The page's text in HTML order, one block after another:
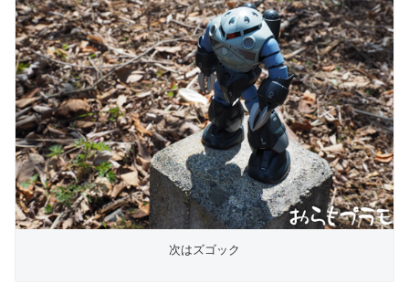
次はズゴック